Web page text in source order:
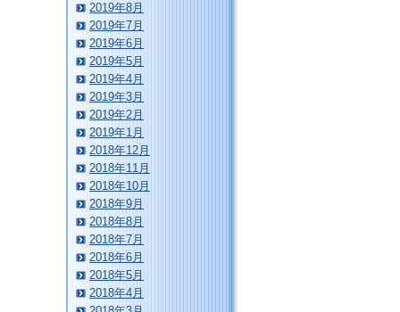
2019年8月
2019年7月
2019年6月
2019年5月
2019年4月
2019年3月
2019年2月
2019年1月
2018年12月
2018年11月
2018年10月
2018年9月
2018年8月
2018年7月
2018年6月
2018年5月
2018年4月